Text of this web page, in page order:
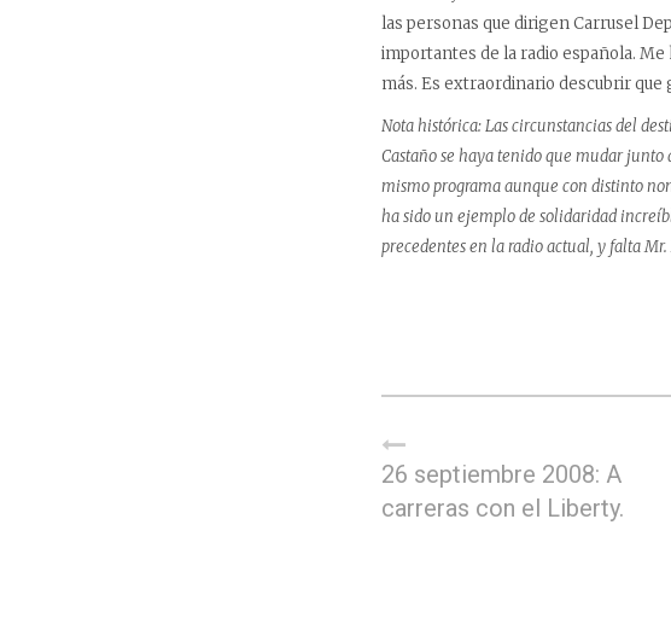
las personas que dirigen Carrusel
importantes de la radio española.
más. Es extraordinario descubrir que
Nota histórica: Las circunstancias del
Castaño se haya tenido que mudar
mismo programa aunque con distinto
ha sido un ejemplo de solidaridad
precedentes en la radio actual, y falta
26 septiembre 2008: A
carreras con el Liberty.